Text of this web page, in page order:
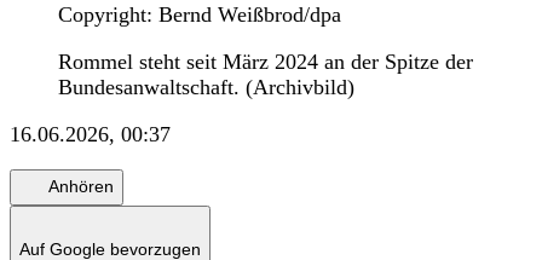
Copyright: Bernd Weißbrod/dpa
Rommel steht seit März 2024 an der Spitze der
Bundesanwaltschaft. (Archivbild)
16.06.2026, 00:37
Anhören
Auf Google bevorzugen